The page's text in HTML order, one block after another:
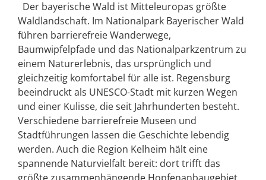
Der bayerische Wald ist Mitteleuropas größte
Waldlandschaft. Im Nationalpark Bayerischer Wald
führen barrierefreie Wanderwege,
Baumwipfelpfade und das Nationalparkzentrum zu
einem Naturerlebnis, das ursprünglich und
gleichzeitig komfortabel für alle ist. Regensburg
beeindruckt als UNESCO-Stadt mit kurzen Wegen
und einer Kulisse, die seit Jahrhunderten besteht.
Verschiedene barrierefreie Museen und
Stadtführungen lassen die Geschichte lebendig
werden. Auch die Region Kelheim hält eine
spannende Naturvielfalt bereit: dort trifft das